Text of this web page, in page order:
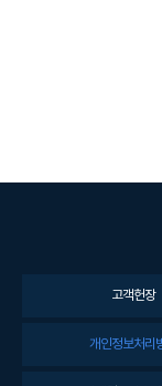
고객헌장
개인정보처리